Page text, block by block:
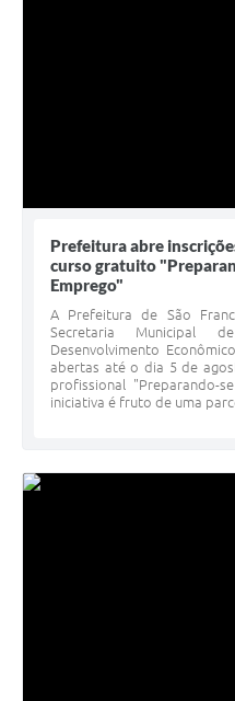
Prefeitura abre
curso gratuito
Emprego"
A Prefeitura de São
Secretaria Municipal
Desenvolvimento
abertas até o dia 5 de
profissional "Preparando-
iniciativa é fruto de uma